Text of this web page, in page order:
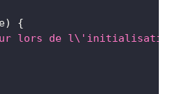
)
{
lors de